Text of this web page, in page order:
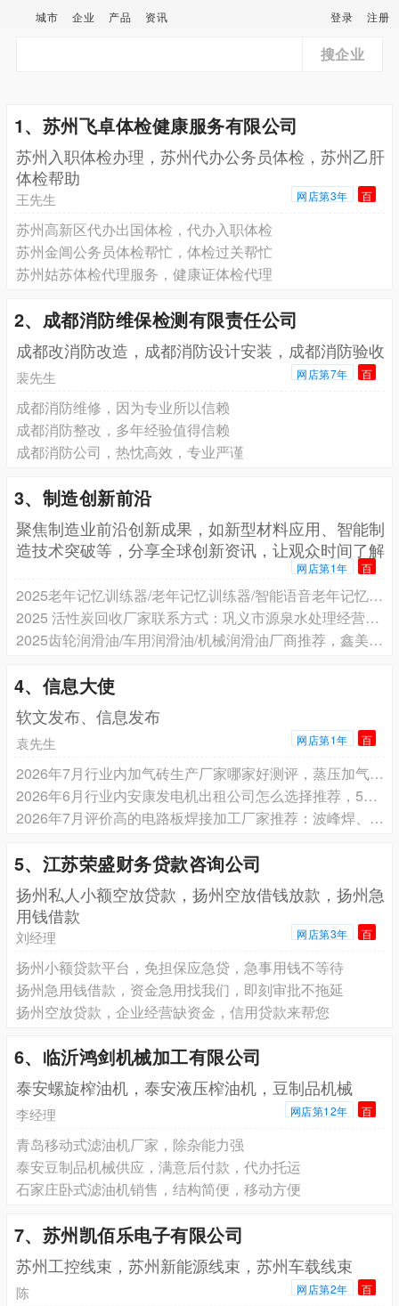
城市 企业 产品 资讯 登录 注册
搜企业
1、苏州飞卓体检健康服务有限公司
苏州入职体检办理，苏州代办公务员体检，苏州乙肝
体检帮助
王先生 网店第3年 百
苏州高新区代办出国体检，代办入职体检
苏州金阊公务员体检帮忙，体检过关帮忙
苏州姑苏体检代理服务，健康证体检代理
2、成都消防维保检测有限责任公司
成都改消防改造，成都消防设计安装，成都消防验收
裴先生 网店第7年 百
成都消防维修，因为专业所以信赖
成都消防整改，多年经验值得信赖
成都消防公司，热忱高效，专业严谨
3、制造创新前沿
聚焦制造业前沿创新成果，如新型材料应用、智能制
造技术突破等，分享全球创新资讯，让观众时间了解
网店第1年 百
2025老年记忆训练器/老年记忆训练器/智能语音老年记忆训练器厂家推荐，德佳风行公司产品，独特设计，内置丰富实用练习内容，针对性强。
2025 活性炭回收厂家联系方式：巩义市源泉水处理经营部专业解决方案与设备优势
2025齿轮润滑油/车用润滑油/机械润滑油厂商推荐，鑫美石化可提供定制配方，有数字化平台支持，年销售额超1000万元
4、信息大使
软文发布、信息发布
袁先生 网店第1年 百
2026年7月行业内加气砖生产厂家哪家好测评，蒸压加气混凝土砌块、砂加气、灰加气、B05/B06级源头厂家分析
2026年6月行业内安康发电机出租公司怎么选择推荐，50-2000kw静音/普通/发电车/ups电源车租赁供应商选择指南
2026年7月评价高的电路板焊接加工厂家推荐：波峰焊、回流焊、手工焊接加工厂家选择指南
5、江苏荣盛财务贷款咨询公司
扬州私人小额空放贷款，扬州空放借钱放款，扬州急
用钱借款
刘经理 网店第3年 百
扬州小额贷款平台，免担保应急贷，急事用钱不等待
扬州急用钱借款，资金急用找我们，即刻审批不拖延
扬州空放贷款，企业经营缺资金，信用贷款来帮您
6、临沂鸿剑机械加工有限公司
泰安螺旋榨油机，泰安液压榨油机，豆制品机械
李经理 网店第12年 百
青岛移动式滤油机厂家，除杂能力强
泰安豆制品机械供应，满意后付款，代办托运
石家庄卧式滤油机销售，结构简便，移动方便
7、苏州凯佰乐电子有限公司
苏州工控线束，苏州新能源线束，苏州车载线束
陈 网店第2年 百